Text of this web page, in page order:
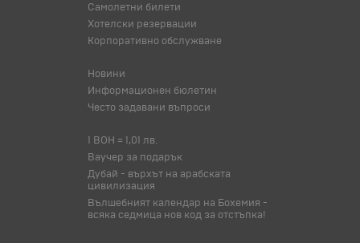
Самолетни билети
Хотелски резервации
Корпоративно обслужване
Новини
Информационен бюлетин
Често задавани въпроси
1 BOH = 1,01 лв.
Ваучер за подарък
Дубай - върхът на арабската
цивилизация
Вълшебният календар на Бохемия -
всяка седмица нов код за отстъпка!